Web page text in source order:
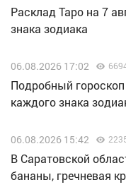
Расклад Таро на 7
знака зодиака
06.08.2026 17:02
Подробный
каждого знака
06.08.2026 15:42
В Саратовской
бананы, гречневая